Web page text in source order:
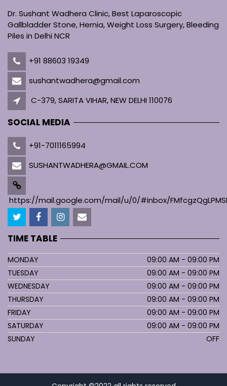
Dr. Sushant Wadhera Clinic, Best Laparoscopic
Gallbladder Stone, Hernia, Weight Loss Surgery, Bleeding
Piles in Delhi NCR
+91 88603 19349
sushantwadhera@gmail.com
C-379, SARITA VIHAR, NEW DELHI 110076
SOCIAL MEDIA
+91-7011165994
SUSHANTWADHERA@GMAIL.COM
https://mail.google.com/mail/u/0/#inbox/
TIME TABLE
MONDAY
09:00 AM - 09:00 PM
TUESDAY
09:00 AM - 09:00 PM
WEDNESDAY
09:00 AM - 09:00 PM
THURSDAY
09:00 AM - 09:00 PM
FRIDAY
09:00 AM - 09:00 PM
SATURDAY
09:00 AM - 09:00 PM
SUNDAY
OFF